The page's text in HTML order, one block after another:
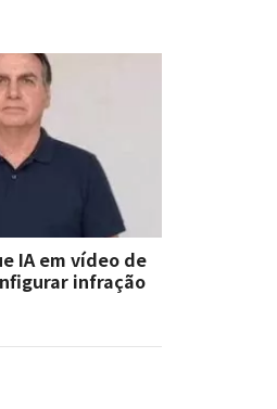
IA em vídeo de
infração